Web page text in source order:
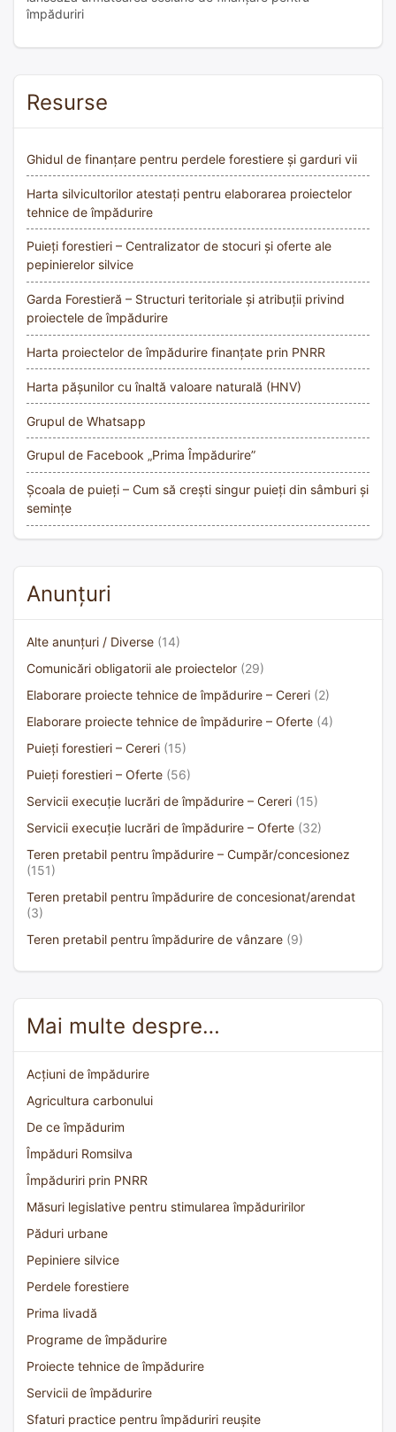
împăduriri
Resurse
Ghidul de finanțare pentru perdele forestiere și garduri vii
Harta silvicultorilor atestați pentru elaborarea proiectelor
tehnice de împădurire
Puieți forestieri – Centralizator de stocuri și oferte ale
pepinierelor silvice
Garda Forestieră – Structuri teritoriale și atribuții privind
proiectele de împădurire
Harta proiectelor de împădurire finanțate prin PNRR
Harta pășunilor cu înaltă valoare naturală (HNV)
Grupul de Whatsapp
Grupul de Facebook „Prima Împădurire”
Școala de puieți – Cum să crești singur puieți din sâmburi și
semințe
Anunțuri
Alte anunțuri / Diverse (14)
Comunicări obligatorii ale proiectelor (29)
Elaborare proiecte tehnice de împădurire – Cereri (2)
Elaborare proiecte tehnice de împădurire – Oferte (4)
Puieți forestieri – Cereri (15)
Puieți forestieri – Oferte (56)
Servicii execuție lucrări de împădurire – Cereri (15)
Servicii execuție lucrări de împădurire – Oferte (32)
Teren pretabil pentru împădurire – Cumpăr/concesionez
(151)
Teren pretabil pentru împădurire de concesionat/arendat
(3)
Teren pretabil pentru împădurire de vânzare (9)
Mai multe despre…
Acțiuni de împădurire
Agricultura carbonului
De ce împădurim
Împăduri Romsilva
Împăduriri prin PNRR
Măsuri legislative pentru stimularea împăduririlor
Păduri urbane
Pepiniere silvice
Perdele forestiere
Prima livadă
Programe de împădurire
Proiecte tehnice de împădurire
Servicii de împădurire
Sfaturi practice pentru împăduriri reușite